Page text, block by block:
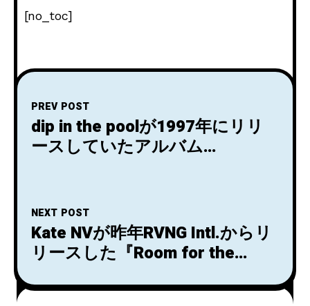
[no_toc]
PREV POST
dip in the poolが1997年にリリ
ースしていたアルバム
10/20リリース決定！ツアー
『Departures』の初演である、
10月8日Billboard Live TOKYOで
のワンマン・ライヴ会場で先行
発売
NEXT POST
Kate NVが昨年RVNG Intl.からリ
リースした『Room for the
ストゥルメンタル版CDのリリー